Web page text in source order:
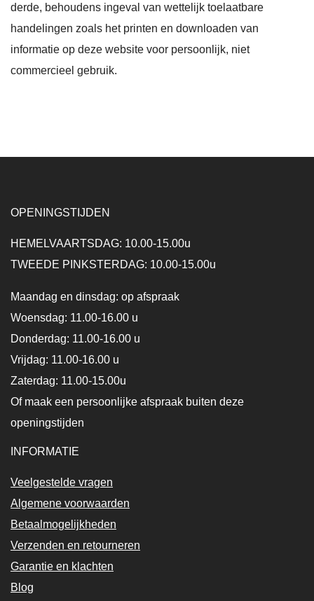
derde, behoudens ingeval van wettelijk toelaatbare
handelingen zoals het printen en downloaden van
informatie op deze website voor persoonlijk, niet
commercieel gebruik.
OPENINGSTIJDEN
HEMELVAARTSDAG: 10.00-15.00u
TWEEDE PINKSTERDAG: 10.00-15.00u
Maandag en dinsdag: op afspraak
Woensdag: 11.00-16.00 u
Donderdag: 11.00-16.00 u
Vrijdag: 11.00-16.00 u
Zaterdag: 11.00-15.00u
Of maak een persoonlijke afspraak buiten deze
openingstijden
INFORMATIE
Veelgestelde vragen
Algemene voorwaarden
Betaalmogelijkheden
Verzenden en retourneren
Garantie en klachten
Blog